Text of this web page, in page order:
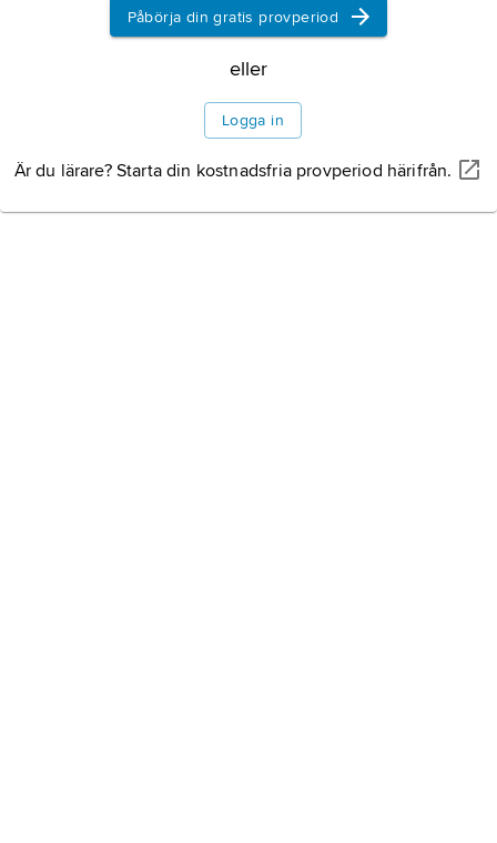
lagfart även på en lägenhet i ett
flerbostadshus; se
Information om artikeln
Påbörja din gratis provperiod
eller
Logga in
Är du lärare? Starta din kostnadsfria provperiod härifrån.